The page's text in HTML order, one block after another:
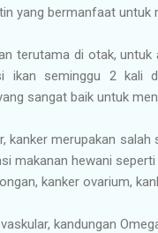
yang bermanfaat untuk
terutama di otak,
ikan seminggu 2 kali
sangat baik untuk
kanker merupakan
makanan hewani
kanker ovarium,
kandungan